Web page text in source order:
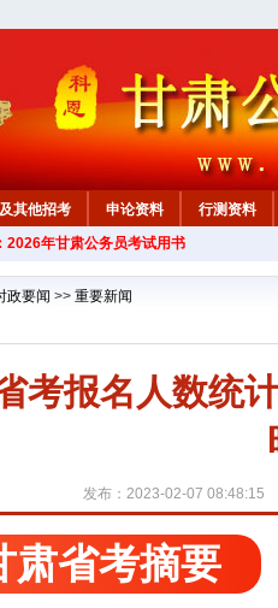
其他招考 申论资料
行测资料
2026年甘肃公务员考试用书
政要闻 >> 重要新闻
考报名人数统
发布：2023-02-07 08:48:15
肃省考摘要